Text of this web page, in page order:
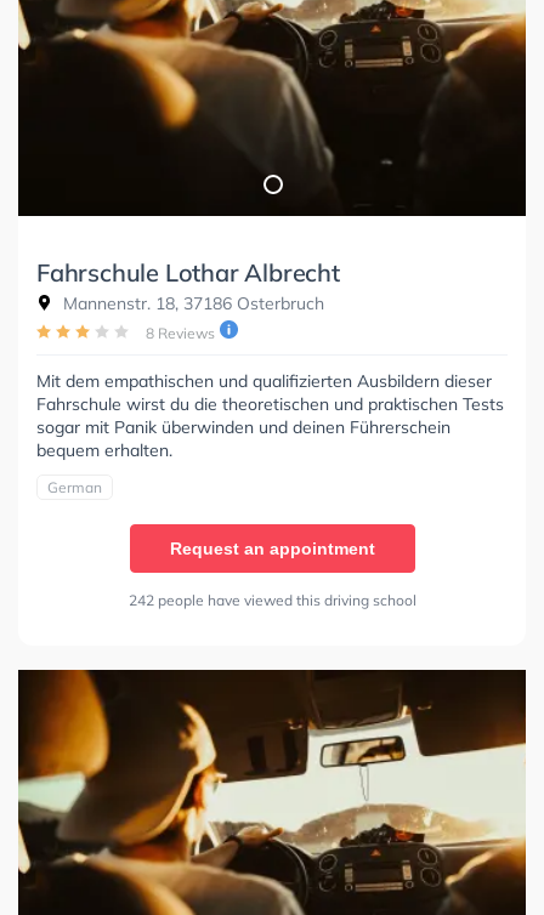
Fahrschule Lothar Albrecht
Mannenstr. 18, 37186 Osterbruch
8 Reviews
Mit dem empathischen und qualifizierten Ausbildern dieser
Fahrschule wirst du die theoretischen und praktischen Tests
sogar mit Panik überwinden und deinen Führerschein
bequem erhalten.
German
Request an appointment
242 people have viewed this driving school